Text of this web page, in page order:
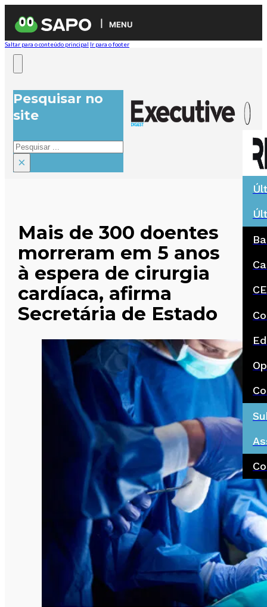
MENU
Saltar para o conteúdo principal Ir para o footer
Pesquisar no
site
Pesquisar
×
Mais de 300 doentes
morreram em 5 anos
à espera de cirurgia
cardíaca, afirma
Secretária de Estado